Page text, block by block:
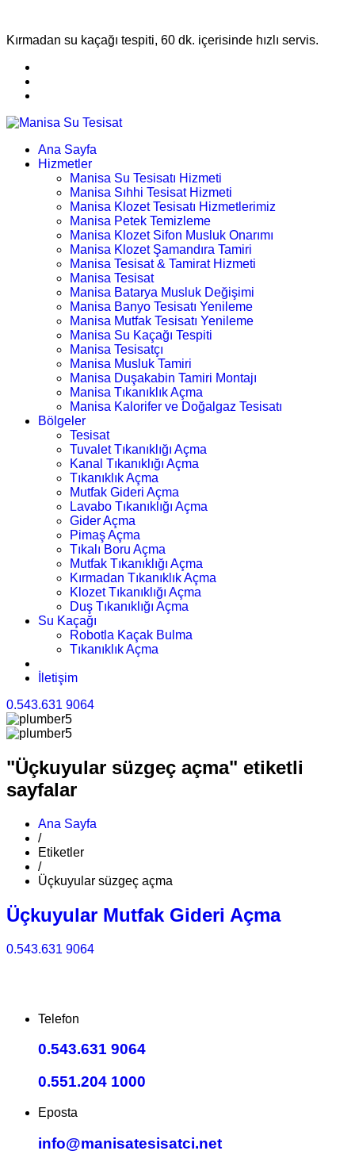
Kırmadan su kaçağı tespiti, 60 dk. içerisinde hızlı servis.
Ana Sayfa
Hizmetler
Manisa Su Tesisatı Hizmeti
Manisa Sıhhi Tesisat Hizmeti
Manisa Klozet Tesisatı Hizmetlerimiz
Manisa Petek Temizleme
Manisa Klozet Sifon Musluk Onarımı
Manisa Klozet Şamandıra Tamiri
Manisa Tesisat & Tamirat Hizmeti
Manisa Tesisat
Manisa Batarya Musluk Değişimi
Manisa Banyo Tesisatı Yenileme
Manisa Mutfak Tesisatı Yenileme
Manisa Su Kaçağı Tespiti
Manisa Tesisatçı
Manisa Musluk Tamiri
Manisa Duşakabin Tamiri Montajı
Manisa Tıkanıklık Açma
Manisa Kalorifer ve Doğalgaz Tesisatı
Bölgeler
Tesisat
Tuvalet Tıkanıklığı Açma
Kanal Tıkanıklığı Açma
Tıkanıklık Açma
Mutfak Gideri Açma
Lavabo Tıkanıklığı Açma
Gider Açma
Pimaş Açma
Tıkalı Boru Açma
Mutfak Tıkanıklığı Açma
Kırmadan Tıkanıklık Açma
Klozet Tıkanıklığı Açma
Duş Tıkanıklığı Açma
Su Kaçağı
Robotla Kaçak Bulma
Tıkanıklık Açma
İletişim
0.543.631 9064
"Üçkuyular süzgeç açma" etiketli
sayfalar
Ana Sayfa
/
Etiketler
/
Üçkuyular süzgeç açma
Üçkuyular Mutfak Gideri Açma
0.543.631 9064
Telefon
0.543.631 9064
0.551.204 1000
Eposta
info@manisatesisatci.net